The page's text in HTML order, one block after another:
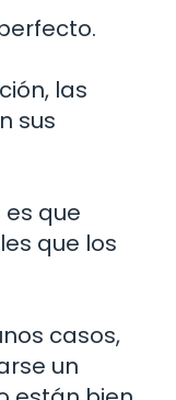
las
sus
que
que los
casos,
un